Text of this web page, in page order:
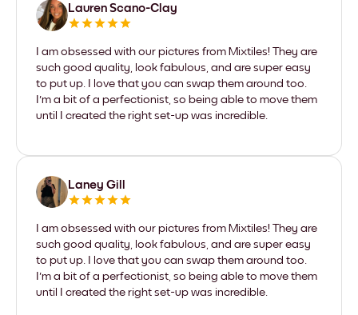
Lauren Scano-Clay
I am obsessed with our pictures from Mixtiles! They are
such good quality, look fabulous, and are super easy
to put up. I love that you can swap them around too.
I'm a bit of a perfectionist, so being able to move them
until I created the right set-up was incredible.
Laney Gill
I am obsessed with our pictures from Mixtiles! They are
such good quality, look fabulous, and are super easy
to put up. I love that you can swap them around too.
I'm a bit of a perfectionist, so being able to move them
until I created the right set-up was incredible.